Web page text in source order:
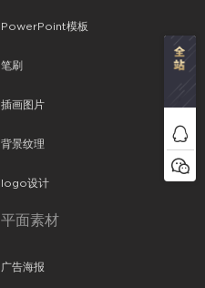
PowerPoint模板
笔刷
插画图片
背景纹理
logo设计
平面素材
广告海报